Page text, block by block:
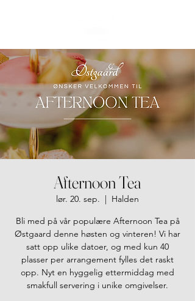
Afternoon Tea
lør. 20. sep.
  |
Halden
Bli med på vår populære Afternoon Tea på
Østgaard denne høsten og vinteren! Vi har
satt opp ulike datoer, og med kun 40
plasser per arrangement fylles det raskt
opp. Nyt en hyggelig ettermiddag med
smakfull servering i unike omgivelser.